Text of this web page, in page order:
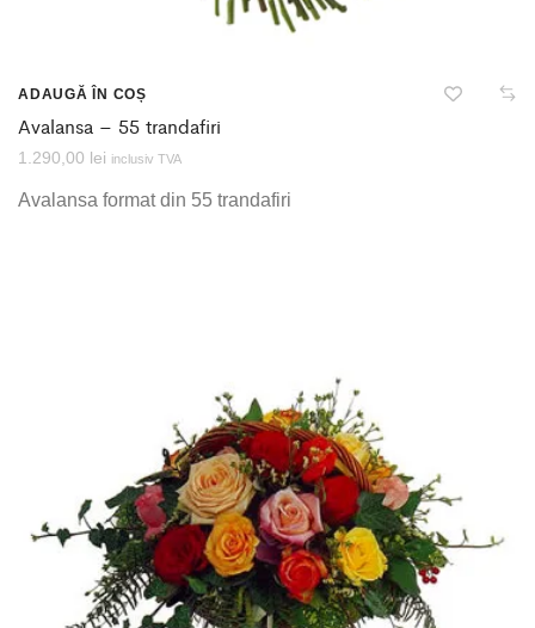
ADAUGĂ ÎN COȘ
Avalansa – 55 trandafiri
1.290,00 lei inclusiv TVA
Avalansa format din 55 trandafiri